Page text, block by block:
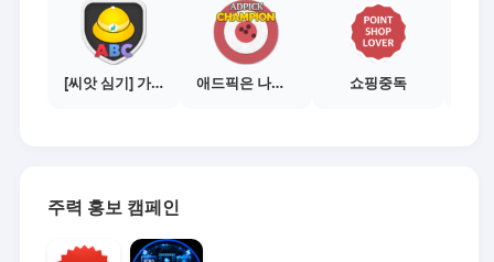
[씨앗 심기] 가이드보기 - 매체별 활동 가이드 애드픽은 나의삶 쇼핑중독
주력 홍보 캠페인